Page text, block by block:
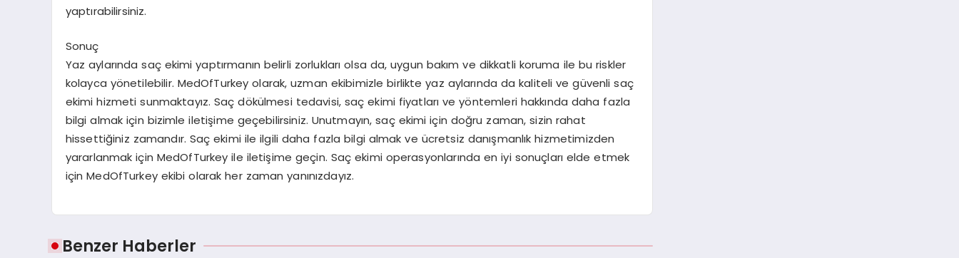
yaptırabilirsiniz.
Sonuç
Yaz aylarında saç ekimi yaptırmanın belirli zorlukları olsa da, uygun bakım ve dikkatli koruma ile bu riskler
kolayca yönetilebilir. MedOfTurkey olarak, uzman ekibimizle birlikte yaz aylarında da kaliteli ve güvenli saç
ekimi hizmeti sunmaktayız. Saç dökülmesi tedavisi, saç ekimi fiyatları ve yöntemleri hakkında daha fazla
bilgi almak için bizimle iletişime geçebilirsiniz. Unutmayın, saç ekimi için doğru zaman, sizin rahat
hissettiğiniz zamandır. Saç ekimi ile ilgili daha fazla bilgi almak ve ücretsiz danışmanlık hizmetimizden
yararlanmak için MedOfTurkey ile iletişime geçin. Saç ekimi operasyonlarında en iyi sonuçları elde etmek
için MedOfTurkey ekibi olarak her zaman yanınızdayız.
Benzer Haberler